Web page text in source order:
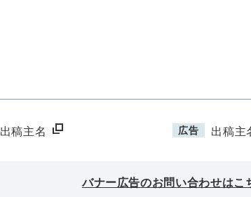
出稿主名 広告 出稿主
バナー広告のお問い合わせはこ